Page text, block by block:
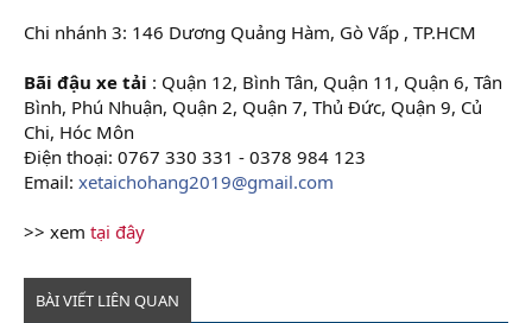
Chi nhánh 3: 146 Dương Quảng Hàm, Gò Vấp , TP.HCM
Bãi đậu xe tải : Quận 12, Bình Tân, Quận 11, Quận 6, Tân
Bình, Phú Nhuận, Quận 2, Quận 7, Thủ Đức, Quận 9, Củ
Chi, Hóc Môn
Điện thoại: 0767 330 331 - 0378 984 123
Email: xetaichohang2019@gmail.com
>> xem tại đây
BÀI VIẾT LIÊN QUAN